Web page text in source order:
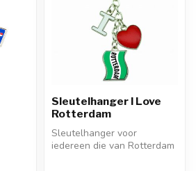
Sleutelhanger I Love
Rotterdam
Sleutelhanger voor
iedereen die van Rotterdam